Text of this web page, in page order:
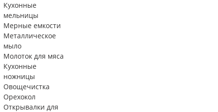
Кухонные
мельницы
Мерные емкости
Металлическое
мыло
Молоток для мяса
Кухонные
ножницы
Овощечистка
Орехокол
Открывалки для